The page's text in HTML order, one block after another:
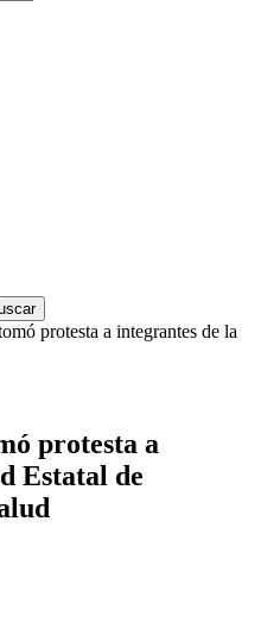
protesta a integrantes de la
protesta a
Estatal de